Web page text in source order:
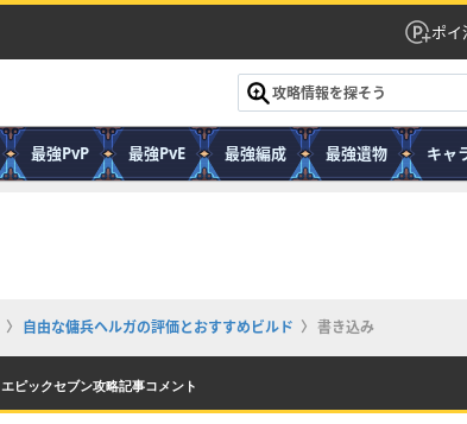
ポイ
最強PvP 最強PvE 最強編成 最強遺物 キャ
自由な傭兵ヘルガの評価とおすすめビルド 書き込み
エピックセブン攻略記事コメント